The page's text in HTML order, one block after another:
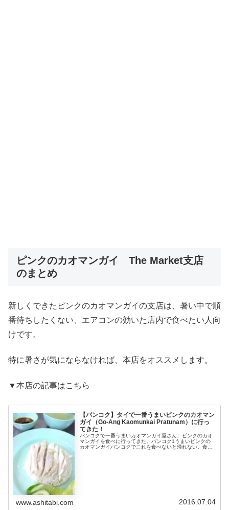
ピンクのカオマンガイ The Market支店
のまとめ
新しくできたピンクのカオマンガイの支店は、暑い中で順
番待ちしたくない、エアコンの効いた店内で食べたい人向
けです。
特に暑さが気にならなければ、本店をオススメします。
▼本店の記事はこちら
【バンコク】タイで一番うまいピンクのカオマン
ガイ（Go-Ang Kaomunkai Pratunam）に行っ
てきた！
バンコクで一番うまいカオマンガイ屋さん、ピンクのカオ
マンガイを食べに行ってきた。バンコク1うまいピンクの
カオマンガイバンコクでこれを食べないと帰れない。食べ
www.ashitabi.com 2016.07.04